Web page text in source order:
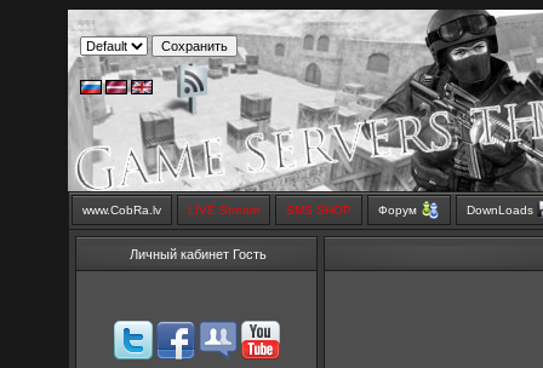
www.CobRa.lv LIVE Stream SMS SHOP Форум DownLoads
Личный кабинет Гость